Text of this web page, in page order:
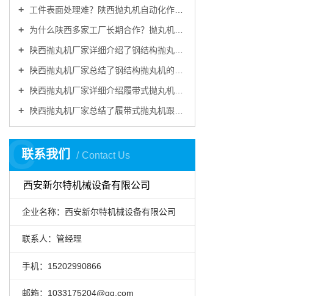
工件表面处理难？陕西抛丸机自动化作业，提升工件品质
为什么陕西多家工厂长期合作？抛丸机耐用稳定、售后靠谱
陕西抛丸机厂家详细介绍了钢结构抛丸机的结构装置
陕西抛丸机厂家总结了钢结构抛丸机的主要特点
陕西抛丸机厂家详细介绍履带式抛丸机由哪些部分组成
陕西抛丸机厂家总结了履带式抛丸机跟别的抛丸机做金属表面清理的优势
联系我们 Contact Us
C
西安新尔特机械设备有限公司
企业名称：西安新尔特机械设备有限公司
联系人：管经理
手机：15202990866
邮箱：1033175204@qq.com